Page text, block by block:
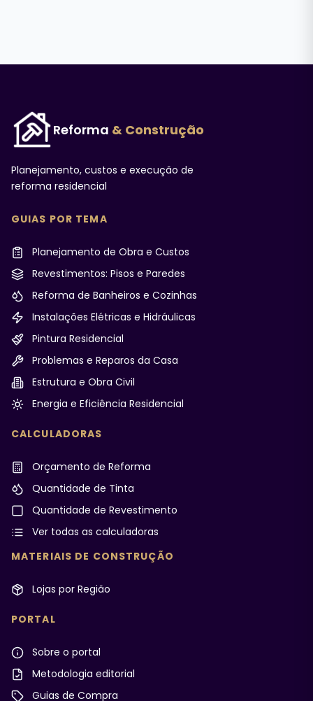
Reforma & Construção
Planejamento, custos e execução de
reforma residencial
GUIAS POR TEMA
Planejamento de Obra e Custos
Revestimentos: Pisos e Paredes
Reforma de Banheiros e Cozinhas
Instalações Elétricas e Hidráulicas
Pintura Residencial
Problemas e Reparos da Casa
Estrutura e Obra Civil
Energia e Eficiência Residencial
CALCULADORAS
Orçamento de Reforma
Quantidade de Tinta
Quantidade de Revestimento
Ver todas as calculadoras
MATERIAIS DE CONSTRUÇÃO
Lojas por Região
PORTAL
Sobre o portal
Metodologia editorial
Guias de Compra